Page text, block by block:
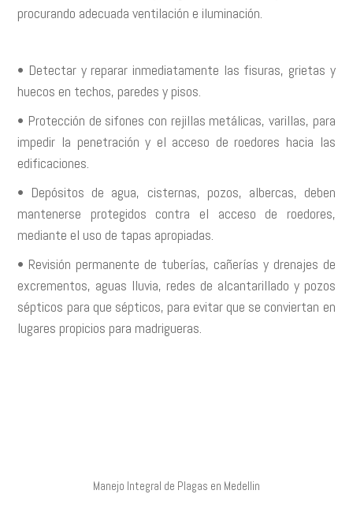
procurando adecuada ventilación e iluminación.
• Detectar y reparar inmediatamente las fisuras, grietas y
huecos en techos, paredes y pisos.
• Protección de sifones con rejillas metálicas, varillas, para
impedir la penetración y el acceso de roedores hacia las
edificaciones.
• Depósitos de agua, cisternas, pozos, albercas, deben
mantenerse protegidos contra el acceso de roedores,
mediante el uso de tapas apropiadas.
• Revisión permanente de tuberías, cañerías y drenajes de
excrementos, aguas lluvia, redes de alcantarillado y pozos
sépticos para que sépticos, para evitar que se conviertan en
lugares propicios para madrigueras.
Manejo Integral de Plagas en Medellin